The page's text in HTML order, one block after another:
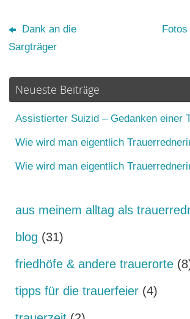
Dank an die
Sargträger
Neueste Beiträge
Assistierter Suizid – Gedanken einer
Wie wird man eigentlich
Wie wird man eigentlich
aus meinem alltag als
blog (31)
friedhöfe & andere trauerorte
tipps für die trauerfeier (4)